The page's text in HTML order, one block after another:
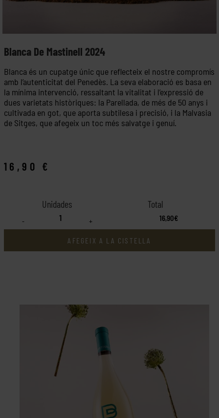
Blanca De Mastinell 2024
Blanca és un cupatge únic que reflecteix el nostre compromís
amb l’autenticitat del Penedès. La seva elaboració es basa en
la mínima intervenció, ressaltant la vitalitat i l’expressió de
dues varietats històriques: la Parellada, de més de 50 anys i
cultivada en got, que aporta subtilesa i precisió, i la Malvasia
de Sitges, que afegeix un toc més salvatge i genuí.
16,90 €
- + 16,90€
AFEGEIX A LA CISTELLA